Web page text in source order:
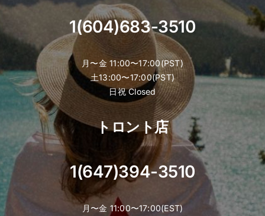
1(604)683-3510
月〜金 11:00〜17:00(PST)
土13:00〜17:00(PST)
日祝 Closed
トロント店
1(647)394-3510
月〜金 11:00〜17:00(EST)